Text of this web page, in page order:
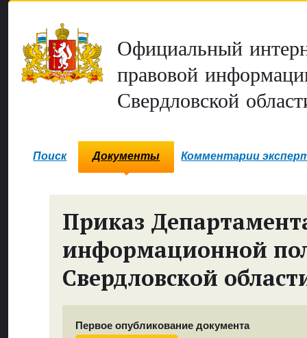
Официальный
правовой
Свердловской
Поиск Документы Комментарии
Приказ
информационной
Свердловской
Первое опубликование документа